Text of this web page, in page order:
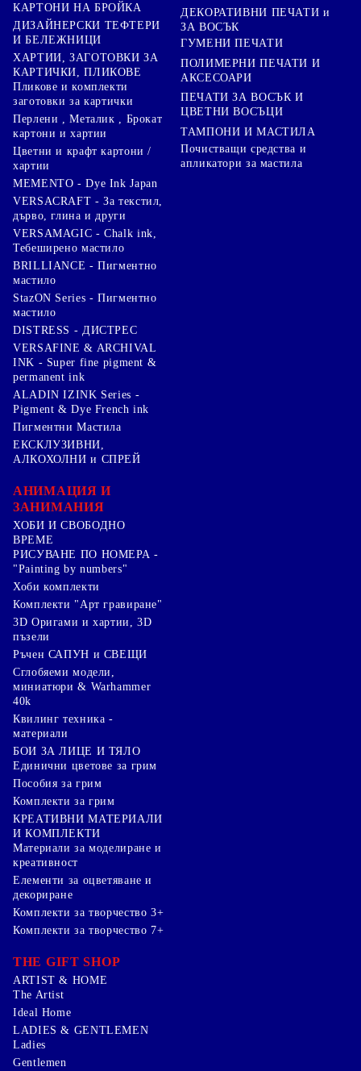
КАРТОНИ НА БРОЙКА
ДИЗАЙНЕРСКИ ТЕФТЕРИ
И БЕЛЕЖНИЦИ
ХАРТИИ, ЗАГОТОВКИ ЗА
КАРТИЧКИ, ПЛИКОВЕ
Пликове и комплекти
заготовки за картички
Перлени , Металик , Брокат
картони и хартии
Цветни и крафт картони /
хартии
ДЕКОРАТИВНИ ПЕЧАТИ и
ЗА ВОСЪК
ГУМЕНИ ПЕЧАТИ
ПОЛИМЕРНИ ПЕЧАТИ И
АКСЕСОАРИ
ПЕЧАТИ ЗА ВОСЪК И
ЦВЕТНИ ВОСЪЦИ
ТАМПОНИ И МАСТИЛА
Почистващи средства и
апликатори за мастила
MEMENTO - Dye Ink Japan
VERSACRAFT - За текстил,
дърво, глина и други
VERSAMAGIC - Chalk ink,
Тебеширено мастило
BRILLIANCE - Пигментно
мастило
StazON Series - Пигментно
мастило
DISTRESS - ДИСТРЕС
VERSAFINE & ARCHIVAL
INK - Super fine pigment &
permanent ink
ALADIN IZINK Series -
Pigment & Dye French ink
Пигментни Мастила
ЕКСКЛУЗИВНИ,
АЛКОХОЛНИ и СПРЕЙ
АНИМАЦИЯ И
ЗАНИМАНИЯ
ХОБИ И СВОБОДНО
ВРЕМЕ
РИСУВАНЕ ПО НОМЕРА -
"Painting by numbers"
Хоби комплекти
Комплекти "Арт гравиране"
3D Оригами и хартии, 3D
пъзели
Ръчен САПУН и СВЕЩИ
Сглобяеми модели,
миниатюри & Warhammer
40k
Квилинг техника -
материали
БОИ ЗА ЛИЦЕ И ТЯЛО
Единични цветове за грим
Пособия за грим
Комплекти за грим
КРЕАТИВНИ МАТЕРИАЛИ
И КОМПЛЕКТИ
Mатериали за моделиране и
креативност
Елементи за оцветяване и
декориране
Комплекти за творчество 3+
Комплекти за творчество 7+
THE GIFT SHOP
ARTIST & HOME
The Artist
Ideal Home
LADIES & GENTLEMEN
Ladies
Gentlemen